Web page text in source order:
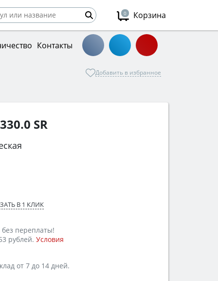
0 Корзина
Контакты
Добавить в избранное
SR
В 1 КЛИК
переплаты!
рублей. Условия
от 7 до 14 дней.